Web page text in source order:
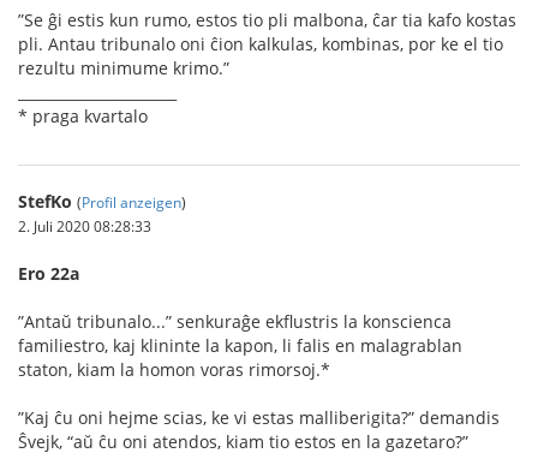
”Se ĝi estis kun rumo, estos tio pli malbona, ĉar tia kafo kostas
pli. Antau tribunalo oni ĉion kalkulas, kombinas, por ke el tio
rezultu minimume krimo.”
* praga kvartalo
StefKo (Profil anzeigen)
2. Juli 2020 08:28:33
Ero 22a
”Antaŭ tribunalo...” senkuraĝe ekﬂustris la konscienca
familiestro, kaj klininte la kapon, li falis en malagrablan
staton, kiam la homon voras rimorsoj.*
”Kaj ĉu oni hejme scias, ke vi estas malliberigita?” demandis
Ŝvejk, “aŭ ĉu oni atendos, kiam tio estos en la gazetaro?”